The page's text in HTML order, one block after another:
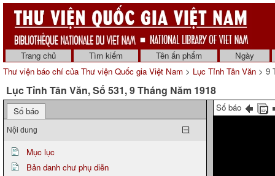
Trang chủ Tìm kiếm Tên ấn phẩm
Ngày
Thư viện báo chí của Thư viện Quốc gia Việt Nam > Lục Tỉnh Tân Văn > 9
Lục Tỉnh Tân Văn, Số 531, 9 Tháng Năm 1918
Số báo
Nội dung
Mục lục
Bản danh chư phụ diễn
Số báo